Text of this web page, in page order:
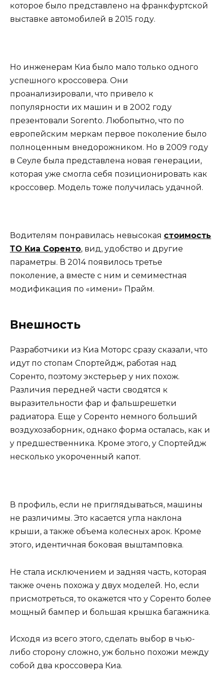
которое было представлено на франкфуртской
выставке автомобилей в 2015 году.
Но инженерам Киа было мало только одного
успешного кроссовера. Они
проанализировали, что привело к
популярности их машин и в 2002 году
презентовали Sorento. Любопытно, что по
европейским меркам первое поколение было
полноценным внедорожником. Но в 2009 году
в Сеуле была представлена новая генерации,
которая уже смогла себя позиционировать как
кроссовер. Модель тоже получилась удачной.
Водителям понравилась невысокая стоимость
ТО Киа Соренто, вид, удобство и другие
параметры. В 2014 появилось третье
поколение, а вместе с ним и семиместная
модификация по «имени» Прайм.
Внешность
Разработчики из Киа Моторс сразу сказали, что
идут по стопам Спортейдж, работая над
Соренто, поэтому экстерьер у них похож.
Различия передней части сводятся к
выразительности фар и фальшрешетки
радиатора. Еще у Соренто немного больший
воздухозаборник, однако форма осталась, как и
у предшественника. Кроме этого, у Спортейдж
несколько укороченный капот.
В профиль, если не приглядываться, машины
не различимы. Это касается угла наклона
крыши, а также объема колесных арок. Кроме
этого, идентичная боковая выштамповка.
Не стала исключением и задняя часть, которая
также очень похожа у двух моделей. Но, если
присмотреться, то окажется что у Соренто более
мощный бампер и большая крышка багажника.
Исходя из всего этого, сделать выбор в чью-
либо сторону сложно, уж больно похожи между
собой два кроссовера Киа.